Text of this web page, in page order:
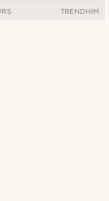
TRENDHIM